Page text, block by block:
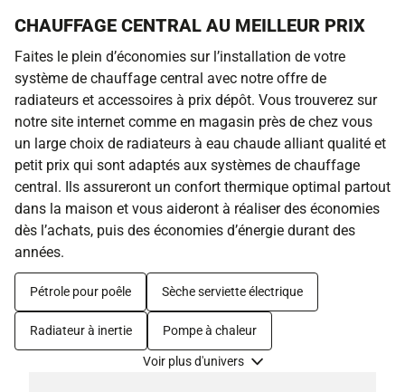
CHAUFFAGE CENTRAL AU MEILLEUR PRIX
Faites le plein d’économies sur l’installation de votre
système de chauffage central avec notre offre de
radiateurs et accessoires à prix dépôt. Vous trouverez sur
notre site internet comme en magasin près de chez vous
un large choix de radiateurs à eau chaude alliant qualité et
petit prix qui sont adaptés aux systèmes de chauffage
central. Ils assureront un confort thermique optimal partout
dans la maison et vous aideront à réaliser des économies
dès l’achats, puis des économies d’énergie durant des
années.
Pétrole pour poêle Sèche serviette électrique
Radiateur à inertie Pompe à chaleur
Voir plus d'univers